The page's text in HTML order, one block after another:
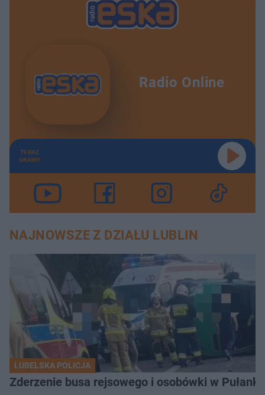
Radio Online
TERAZ
GRAMY
NAJNOWSZE Z DZIAŁU LUBLIN
LUBELSKA POLICJA
Zderzenie busa rejsowego i osobówki w